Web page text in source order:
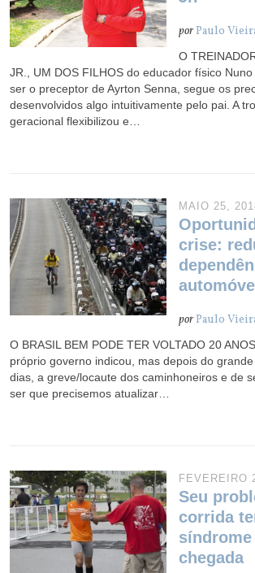
porPaulo
O
JR., UM DOS FILHOS do educador físico
ser o preceptor de Ayrton Senna, segue os
desenvolvidos algo intuitivamente pelo pai. A
geracional flexibilizou e…
MAIO 25,
crise:
porPaulo
O BRASIL BEM PODE TER VOLTADO 20
próprio governo indicou, mas depois do
dias, a greve/locaute dos caminhoneiros e de
ser que precisemos atualizar…
FEVEREIRO
Seu
corrida
chegada